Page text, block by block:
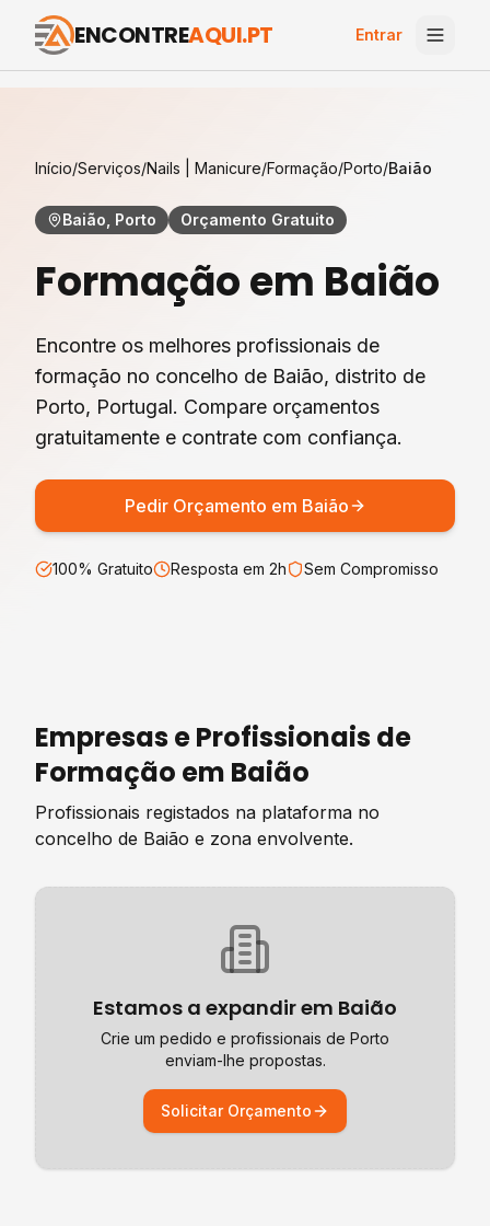
ENCONTREAQUI.PT Entrar
Início/Serviços/Nails | Manicure/Formação/Porto/Baião
Baião, Porto Orçamento Gratuito
Formaçãoem Baião
Encontre os melhores profissionais de
formação no concelho de Baião, distrito de
Porto, Portugal. Compare orçamentos
gratuitamente e contrate com confiança.
Pedir Orçamento em Baião
100% Gratuito Resposta em 2h Sem Compromisso
Empresas e Profissionais de
Formação em Baião
Profissionais registados na plataforma no
concelho de Baião e zona envolvente.
Estamos a expandir em Baião
Crie um pedido e profissionais de Porto
enviam-lhe propostas.
Solicitar Orçamento